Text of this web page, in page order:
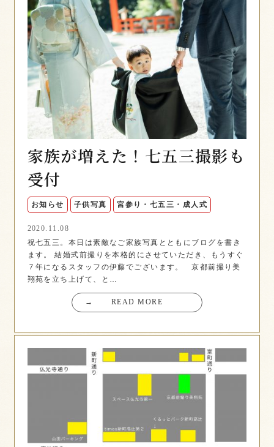
家族が増えた！七五三撮影も
受付
お知らせ 子供写真 宮参り・七五三・成人式
2020.11.08
祝七五三。本日は素敵なご家族写真とともにブログを書き
ます。 結婚式前撮りを本格的にさせていただき、もうすぐ
７年になるスタッフの伊藤でございます。 京都前撮り美
翔苑を立ち上げて、と…
→ READ MORE